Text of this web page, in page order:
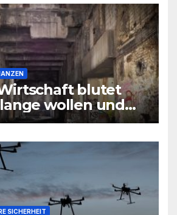
blutet
wollen und
uns den
SICHERHEIT